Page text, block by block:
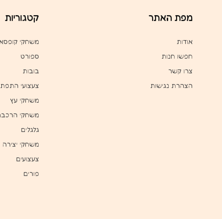
מפת האתר
אודות
חפשו חנות
צרו קשר
הצהרת נגישות
קטגוריות
משחקי
ספורט
בובות
צעצועי
משחקי עץ
משחקי
גלגלים
משחקי יצירה
צעצועים
פורים